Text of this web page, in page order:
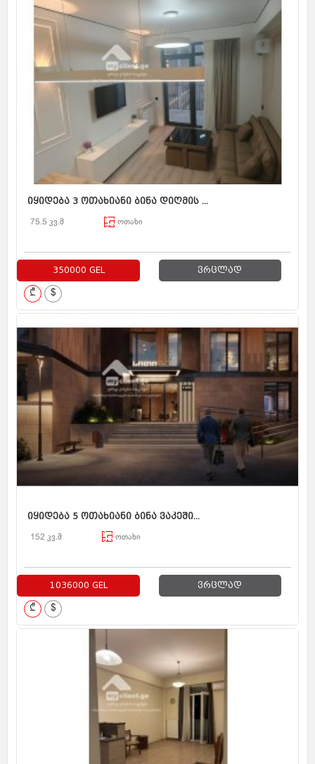
იყიდება 3 ოთახიანი ბინა დიღმის ...
75.5 კვ.მ ოთახი
350000 GEL ვრცლად
₾ $
იყიდება 5 ოთახიანი ბინა ვაკეში...
152 კვ.მ ოთახი
1036000 GEL ვრცლად
₾ $